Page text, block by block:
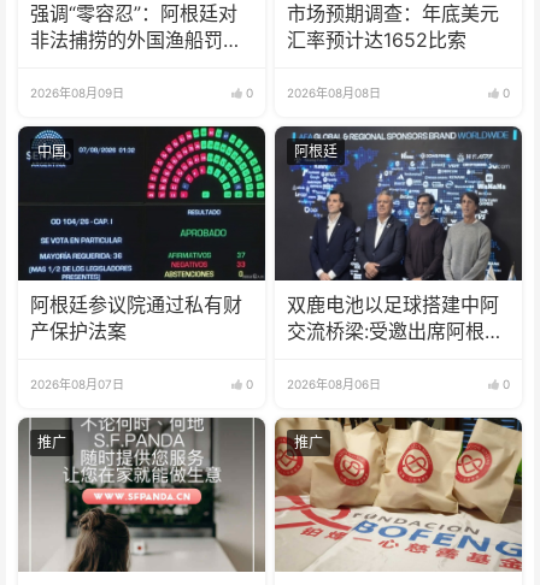
强调“零容忍”：阿根廷对
非法捕捞的外国渔船罚款
2026年08月09日 0
市场预期调查：年底美元
汇率预计达1652比索
2026年08月08日 0
中国
阿根廷参议院通过私有财
产保护法案
2026年08月07日 0
阿根廷
双鹿电池以足球搭建中阿
交流桥梁:受邀出席阿根廷
2026年08月06日 0
推广 推广